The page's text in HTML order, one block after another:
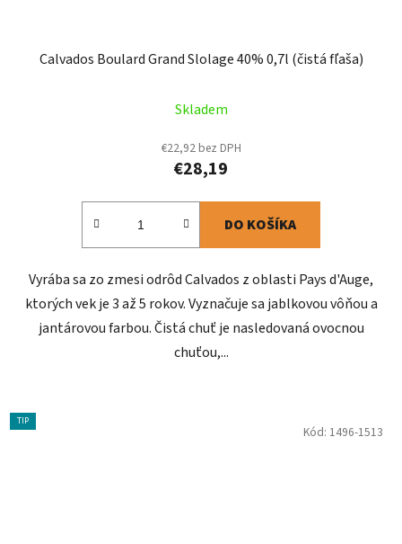
Calvados Boulard Grand Slolage 40% 0,7l (čistá fľaša)
Skladem
€22,92 bez DPH
€28,19
DO KOŠÍKA
Vyrába sa zo zmesi odrôd Calvados z oblasti Pays d'Auge,
ktorých vek je 3 až 5 rokov. Vyznačuje sa jablkovou vôňou a
jantárovou farbou. Čistá chuť je nasledovaná ovocnou
chuťou,...
TIP
Kód: 1496-1513